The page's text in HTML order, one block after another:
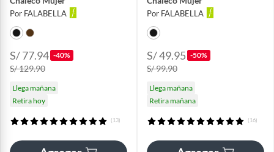
Por FALABELLA
S/ 77.94 -40%
S/ 129.90
Llega mañana
Retira hoy
(13)
Por FALABELLA
S/ 49.95 -50%
S/ 99.90
Llega mañana
Retira mañana
(16)